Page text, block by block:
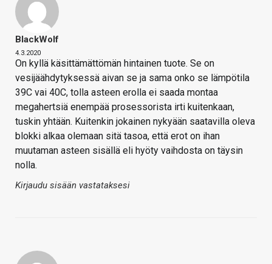
BlackWolf
4.3.2020
On kyllä käsittämättömän hintainen tuote. Se on
vesijäähdytyksessä aivan se ja sama onko se lämpötila
39C vai 40C, tolla asteen erolla ei saada montaa
megahertsiä enempää prosessorista irti kuitenkaan,
tuskin yhtään. Kuitenkin jokainen nykyään saatavilla oleva
blokki alkaa olemaan sitä tasoa, että erot on ihan
muutaman asteen sisällä eli hyöty vaihdosta on täysin
nolla.
Kirjaudu sisään vastataksesi